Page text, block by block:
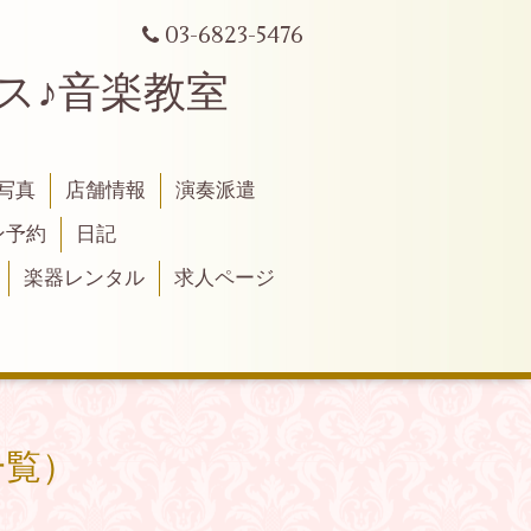
03-6823-5476
♪音楽教室
真 店舗情報
演奏派遣
約
日記
楽器レンタル
求人ページ
）